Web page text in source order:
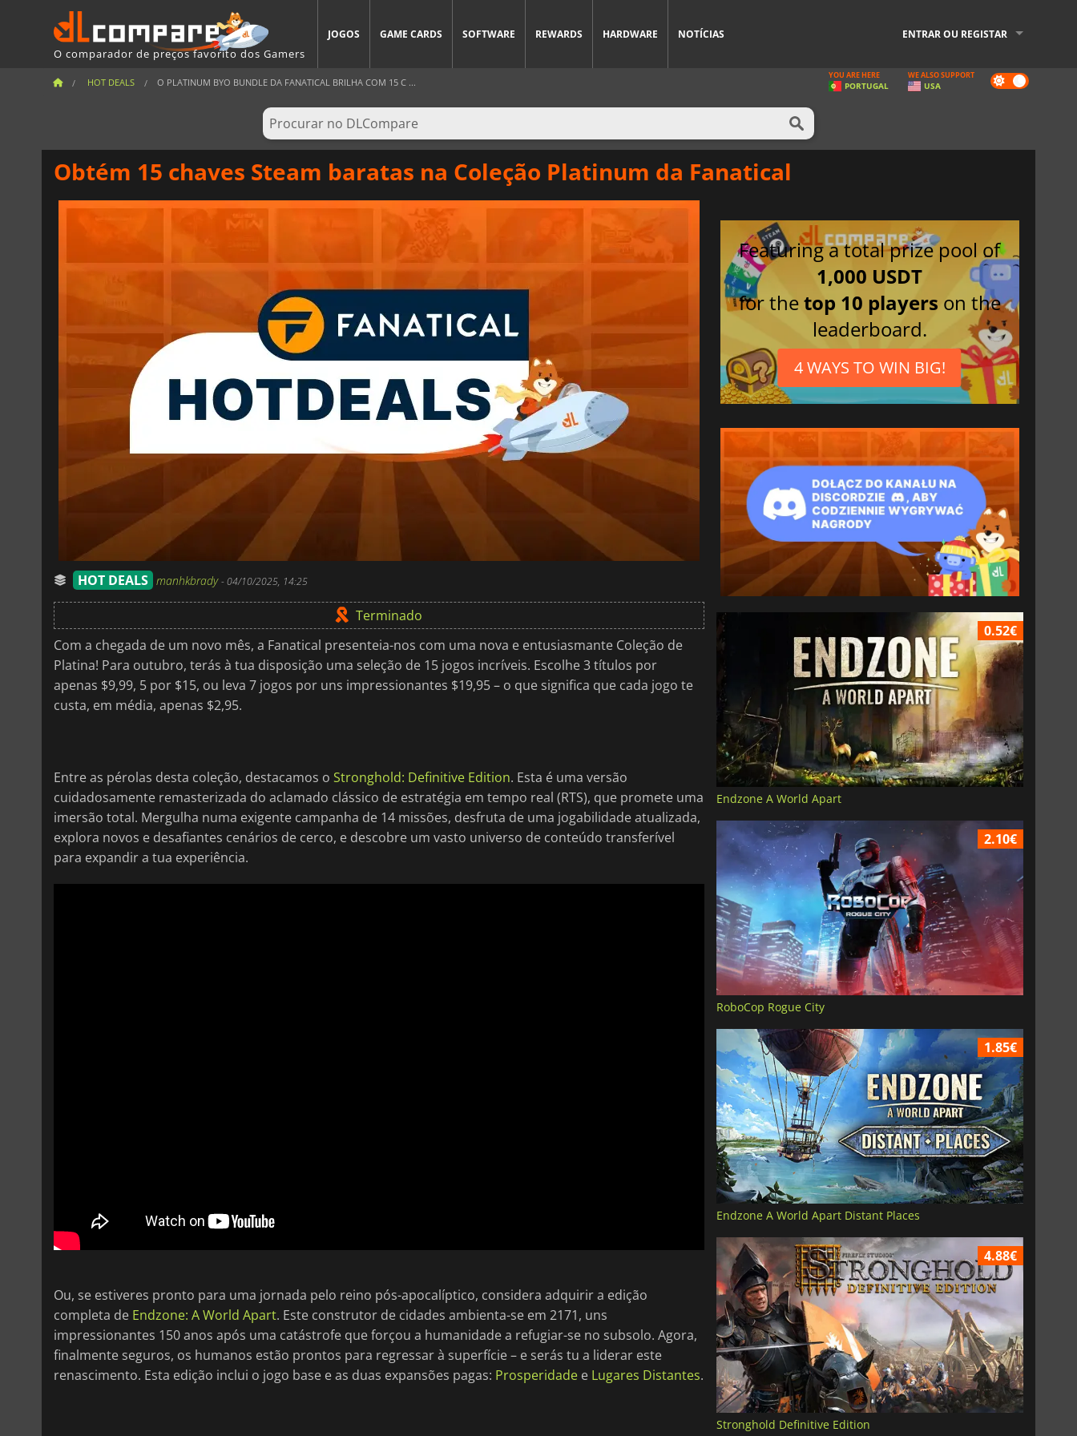
O comparador de preços favorito dos Gamers
JOGOS GAME CARDS SOFTWARE REWARDS HARDWARE NOTÍCIAS ENTRAR OU REGISTAR
HOT DEALS O PLATINUM BYO BUNDLE DA FANATICAL BRILHA COM 15 C ... Dark
mode
YOU ARE HERE
PORTUGAL
WE ALSO SUPPORT
USA
Obtém 15 chaves Steam baratas na Coleção Platinum da Fanatical
HOT DEALS manhkbrady-04/10/2025, 14:25
Terminado
Com a chegada de um novo mês, a Fanatical presenteia-nos com uma nova e entusiasmante Coleção de
Platina! Para outubro, terás à tua disposição uma seleção de 15 jogos incríveis. Escolhe 3 títulos por
apenas $9,99, 5 por $15, ou leva 7 jogos por uns impressionantes $19,95 – o que significa que cada jogo te
custa, em média, apenas $2,95.
Entre as pérolas desta coleção, destacamos o Stronghold: Definitive Edition. Esta é uma versão
cuidadosamente remasterizada do aclamado clássico de estratégia em tempo real (RTS), que promete uma
imersão total. Mergulha numa exigente campanha de 14 missões, desfruta de uma jogabilidade atualizada,
explora novos e desafiantes cenários de cerco, e descobre um vasto universo de conteúdo transferível
para expandir a tua experiência.
Ou, se estiveres pronto para uma jornada pelo reino pós-apocalíptico, considera adquirir a edição
completa de Endzone: A World Apart. Este construtor de cidades ambienta-se em 2171, uns
impressionantes 150 anos após uma catástrofe que forçou a humanidade a refugiar-se no subsolo. Agora,
finalmente seguros, os humanos estão prontos para regressar à superfície – e serás tu a liderar este
renascimento. Esta edição inclui o jogo base e as duas expansões pagas: Prosperidade e Lugares Distantes.
Featuring a total prize pool of
1,000 USDT
for thetop 10 players on the
leaderboard.
4 WAYS TO WIN BIG!
0.52€
Endzone A World Apart
2.10€
RoboCop Rogue City
1.85€
Endzone A World Apart Distant Places
4.88€
Stronghold Definitive Edition